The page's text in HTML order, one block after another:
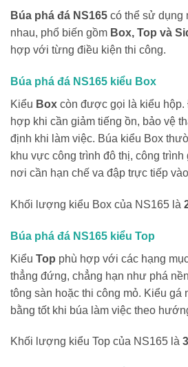
Búa phá đá NS165 có thể sử dụng
nhau, phổ biến gồm Box, Top và
hợp với từng điều kiện thi công.
Búa phá đá NS165 kiểu Box
Kiểu Box còn được gọi là kiểu
hợp khi cần giảm tiếng ồn, bảo vệ
định khi làm việc. Búa kiểu Box
khu vực công trình đô thị, công
nơi cần hạn chế va đập trực tiếp
Khối lượng kiểu Box của NS165 là
Búa phá đá NS165 kiểu Top
Kiểu Top phù hợp với các hạng
thẳng đứng, chẳng hạn như phá
tông sàn hoặc thi công mỏ. Kiểu gá
bằng tốt khi búa làm việc theo
Khối lượng kiểu Top của NS165 là